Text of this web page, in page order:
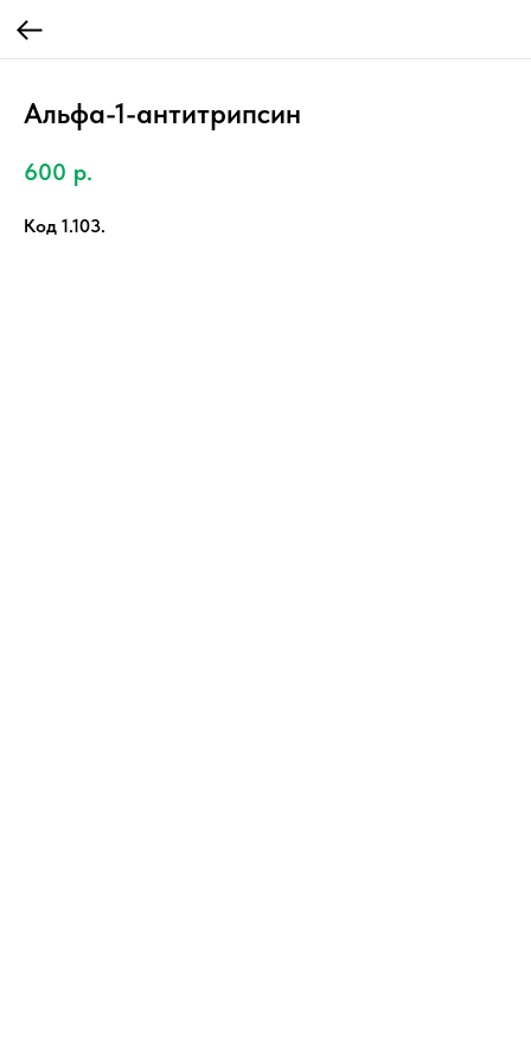
Альфа-1-антитрипсин
600 р.
Код 1.103.